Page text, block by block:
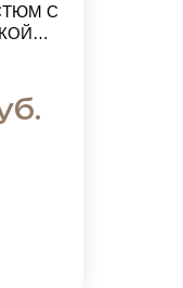
С